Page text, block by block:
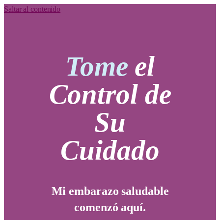
Saltar al contenido
Tome el
Control de
Su
Cuidado
Mi embarazo saludable
comenzó aquí.